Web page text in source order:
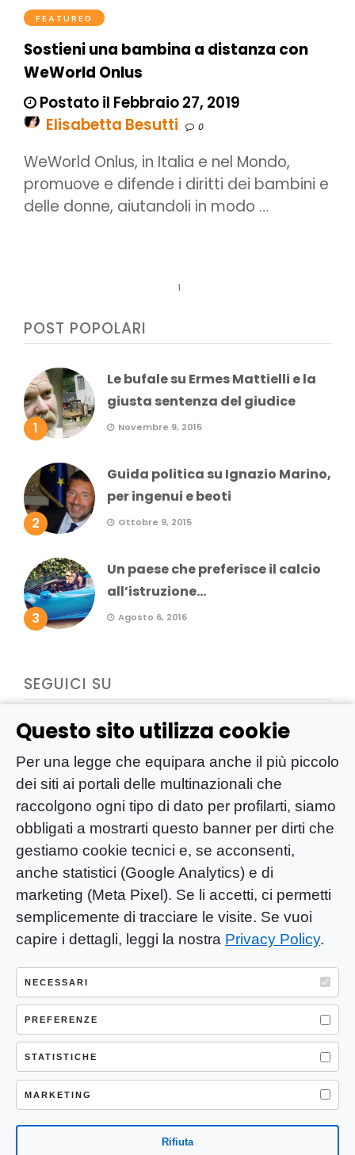
Questo sito utilizza cookie
Per una legge che equipara anche il più piccolo
dei siti ai portali delle multinazionali che
raccolgono ogni tipo di dato per profilarti, siamo
obbligati a mostrarti questo banner per dirti che
gestiamo cookie tecnici e, se acconsenti,
anche statistici (Google Analytics) e di
marketing (Meta Pixel). Se li accetti, ci permetti
semplicemente di tracciare le visite. Se vuoi
capire i dettagli, leggi la nostra Privacy Policy.
NECESSARI
PREFERENZE
STATISTICHE
MARKETING
Rifiuta
FEATURED
Sostieni una bambina a distanza con
WeWorld Onlus
Postato il Febbraio 27, 2019
Elisabetta Besutti
0
WeWorld Onlus, in Italia e nel Mondo,
promuove e difende i diritti dei bambini e
delle donne, aiutandoli in modo …
1
POST POPOLARI
1
Le bufale su Ermes Mattielli e la
giusta sentenza del giudice
Novembre 9, 2015
2
Guida politica su Ignazio Marino,
per ingenui e beoti
Ottobre 9, 2015
3
Un paese che preferisce il calcio
all’istruzione...
Agosto 6, 2016
SEGUICI SU
YOU-ng Slow Journalism è una testata
giornalistica di proprietà di Mastino S.R.L.
Registrazione presso Trib. Santa Maria
Capua Vetere (CE) n° 900 del 31/01/2025 |
ISSN 3103-4683
P.IVA: 04755530617
Sede Legale: CASERTA – VIA LORENZO MARIA
NERONI 11 CAP 81100